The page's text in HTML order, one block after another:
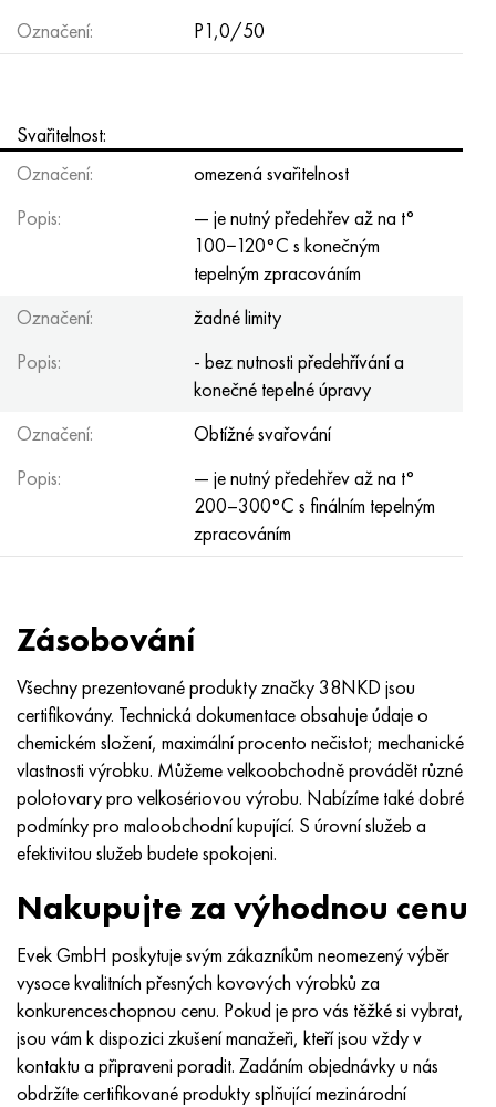
Označení:
P1,0/50
Svařitelnost:
Označení:
omezená svařitelnost
Popis:
— je nutný předehřev až na t°
100−120°С s konečným
tepelným zpracováním
Označení:
žadné limity
Popis:
- bez nutnosti předehřívání a
konečné tepelné úpravy
Označení:
Obtížné svařování
Popis:
— je nutný předehřev až na t°
200–300°С s finálním tepelným
zpracováním
Zásobování
Všechny prezentované produkty značky 38NKD jsou
certifikovány. Technická dokumentace obsahuje údaje o
chemickém složení, maximální procento nečistot; mechanické
vlastnosti výrobku. Můžeme velkoobchodně provádět různé
polotovary pro velkosériovou výrobu. Nabízíme také dobré
podmínky pro maloobchodní kupující. S úrovní služeb a
efektivitou služeb budete spokojeni.
Nakupujte za výhodnou cenu
Evek GmbH poskytuje svým zákazníkům neomezený výběr
vysoce kvalitních přesných kovových výrobků za
konkurenceschopnou cenu. Pokud je pro vás těžké si vybrat,
jsou vám k dispozici zkušení manažeři, kteří jsou vždy v
kontaktu a připraveni poradit. Zadáním objednávky u nás
obdržíte certifikované produkty splňující mezinárodní